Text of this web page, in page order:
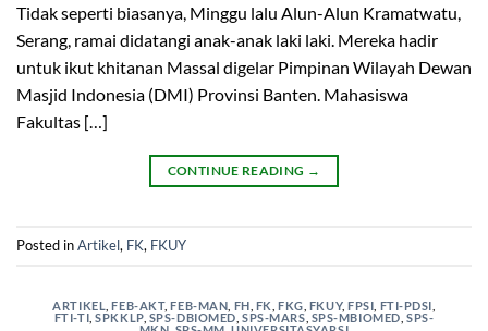
Tidak seperti biasanya, Minggu lalu Alun-Alun Kramatwatu,
Serang, ramai didatangi anak-anak laki laki. Mereka hadir
untuk ikut khitanan Massal digelar Pimpinan Wilayah Dewan
Masjid Indonesia (DMI) Provinsi Banten. Mahasiswa
Fakultas […]
CONTINUE READING →
Posted inArtikel, FK, FKUY
ARTIKEL ,FEB-AKT,FEB-MAN FH FK ,FKG FKUY,FPSI FTI-PDSI
FTI-TI ,SPKKLP, SPS-DBIOMED ,SPS-MARS, SPS-MBIOMED SPS-